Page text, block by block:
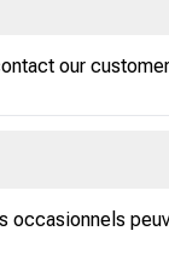
our
occasionnels